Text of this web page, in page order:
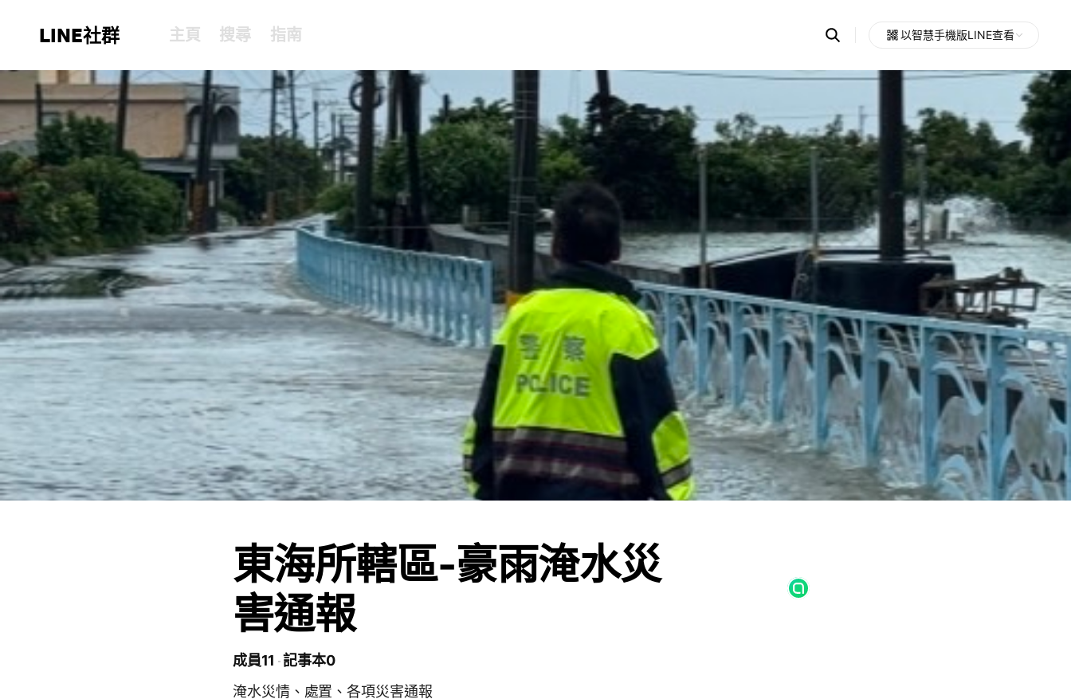
LINE社群 主頁 搜尋 指南 Search
OpenChats
messages
search
area
以智慧手機版LINE查看
東海所轄區-豪雨淹水災
害通報
成員11 記事本0
淹水災情、處置、各項災害通報